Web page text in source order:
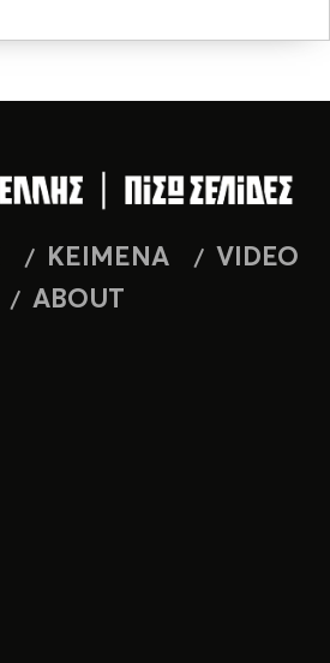
ΚΕΙΜΕΝΑ
VIDEO
ABOUT